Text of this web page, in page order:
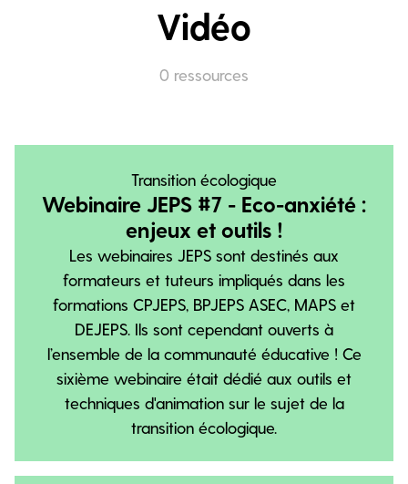
Vidéo
0 ressources
Transition écologique
Webinaire JEPS #7 - Eco-anxiété :
enjeux et outils !
Les webinaires JEPS sont destinés aux
formateurs et tuteurs impliqués dans les
formations CPJEPS, BPJEPS ASEC, MAPS et
DEJEPS. Ils sont cependant ouverts à
l’ensemble de la communauté éducative ! Ce
sixième webinaire était dédié aux outils et
techniques d'animation sur le sujet de la
transition écologique.